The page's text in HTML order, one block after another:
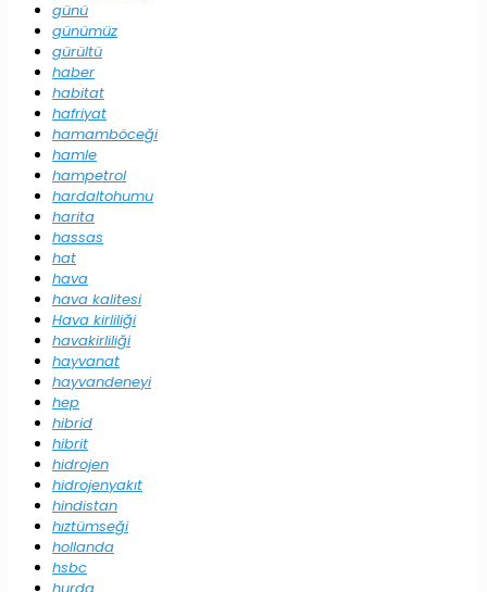
günü
günümüz
gürültü
haber
habitat
hafriyat
hamamböceği
hamle
hampetrol
hardaltohumu
harita
hassas
hat
hava
hava kalitesi
Hava kirliliği
havakirliliği
hayvanat
hayvandeneyi
hep
hibrid
hibrit
hidrojen
hidrojenyakıt
hindistan
hıztümseği
hollanda
hsbc